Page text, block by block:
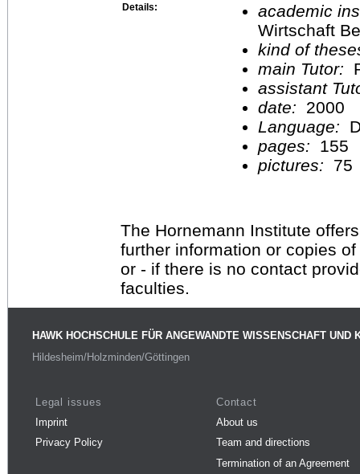
Details:
academic
Wirtschaft
kind of
main Tutor:
assistant
date:
2000
Language:
pages:
155
pictures:
75
The Hornemann Institute
further information or copies
or - if there is no contact
faculties.
HAWK HOCHSCHULE FÜR ANGEWANDTE WISSENSCHAFT UND
Hildesheim/Holzminden/Göttingen
Legal issues
Imprint
Privacy Policy
Contact
About us
Team and directions
Termination of an Agreement